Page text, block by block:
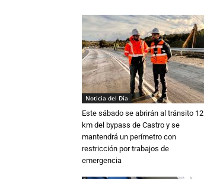
Noticia del Día
Este sábado se abrirán al tránsito 12
km del bypass de Castro y se
mantendrá un perímetro con
restricción por trabajos de
emergencia